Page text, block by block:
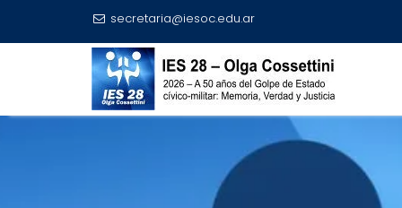
Investigación y Publicaciones
secretaria@iesoc.edu.ar